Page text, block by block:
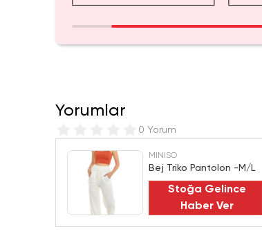
Yorumlar
0 Yorum
MINISO
Bej Triko Pantolon -M/L
Stoğa Gelince
Haber Ver